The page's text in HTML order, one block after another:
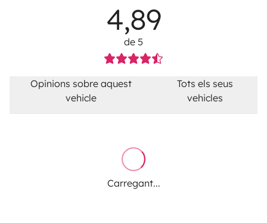
4,89
de 5
Opinions sobre aquest
vehicle
Tots els seus
vehicles
Carregant...